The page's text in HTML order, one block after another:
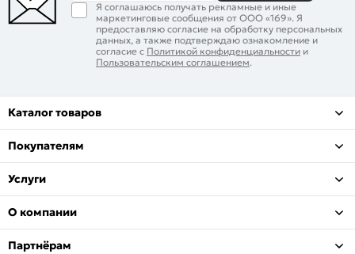
Я соглашаюсь получать рекламные и иные
маркетинговые сообщения от ООО «169». Я
предоставляю согласие на обработку персональных
данных, а также подтверждаю ознакомление и
согласие с Политикой конфиденциальности и
Пользовательским соглашением.
Каталог товаров
Покупателям
Услуги
О компании
Партнёрам